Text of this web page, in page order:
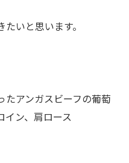
いと思います。
たアンガスビーフの葡萄
イン、肩ロース